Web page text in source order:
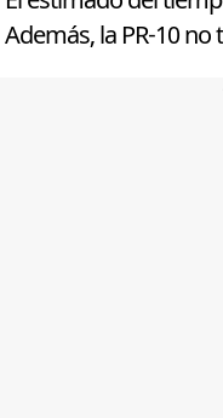
Además, la PR-10